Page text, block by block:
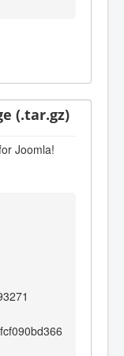
(.tar.gz)
Joomla!